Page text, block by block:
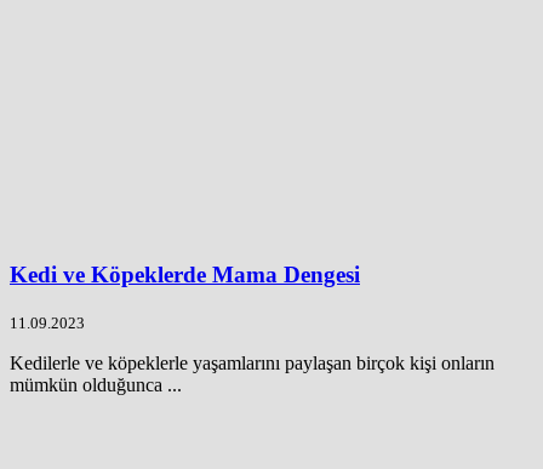
Kedi ve Köpeklerde Mama Dengesi
11.09.2023
Kedilerle ve köpeklerle yaşamlarını paylaşan birçok kişi onların
mümkün olduğunca ...